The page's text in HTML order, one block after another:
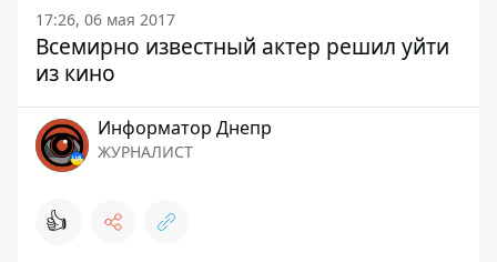
17:26, 06 мая 2017
Всемирно известный актер решил уйти
из кино
Информатор Днепр
ЖУРНАЛИСТ
👍